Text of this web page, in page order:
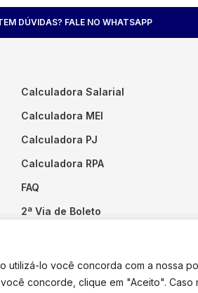
lo você concorda com a nossa
concorde, clique em "Aceito".
DÚVIDAS? FALE NO WHATSAPP
Calculadora Salarial
Calculadora MEI
Calculadora PJ
Calculadora RPA
FAQ
2ª Via de Boleto